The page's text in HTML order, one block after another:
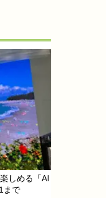
しめる「AI
まで